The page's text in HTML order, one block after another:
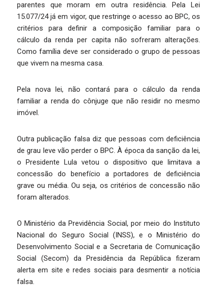
parentes que moram em outra residência. Pela Lei
15.077/24 já em vigor, que restringe o acesso ao BPC, os
critérios para definir a composição familiar para o
cálculo da renda per capita não sofreram alterações.
Como família deve ser considerado o grupo de pessoas
que vivem na mesma casa.
Pela nova lei, não contará para o cálculo da renda
familiar a renda do cônjuge que não residir no mesmo
imóvel.
Outra publicação falsa diz que pessoas com deficiência
de grau leve vão perder o BPC. À época da sanção da lei,
o Presidente Lula vetou o dispositivo que limitava a
concessão do benefício a portadores de deficiência
grave ou média. Ou seja, os critérios de concessão não
foram alterados.
O Ministério da Previdência Social, por meio do Instituto
Nacional do Seguro Social (INSS), e o Ministério do
Desenvolvimento Social e a Secretaria de Comunicação
Social (Secom) da Presidência da República fizeram
alerta em site e redes sociais para desmentir a notícia
falsa.